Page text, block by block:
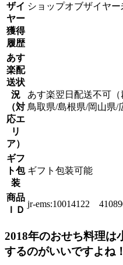
ザイ
ヤー
獲得
履歴
ショップオブザイヤ
あす
楽配
送状
況
（対
応エ
リ
ア）
あす楽翌日配送不可
鳥取県/島根県/岡山県/
ギフ
ト包
装
ギフト包装可能
商品
ＩＤ
jr-ems:10014122
2018年のおせち料理は
するのがいいですよね！